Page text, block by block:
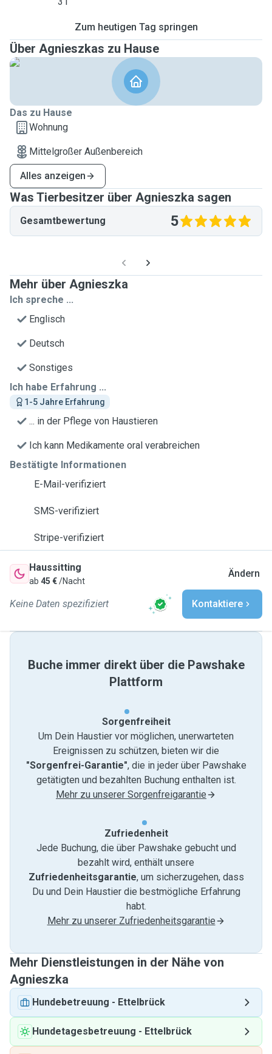
Zum heutigen Tag springen
Über Agnieszkas zu Hause
Das zu Hause
Wohnung
Mittelgroßer Außenbereich
Alles anzeigen
Was Tierbesitzer über Agnieszka sagen
Gesamtbewertung 5
Mehr über Agnieszka
Ich spreche ...
Englisch
Deutsch
Sonstiges
Ich habe Erfahrung ...
1-5 Jahre Erfahrung
... in der Pflege von Haustieren
Ich kann Medikamente oral verabreichen
Bestätigte Informationen
E-Mail-verifiziert
SMS-verifiziert
Stripe-verifiziert
Haussitting
ab 45 €/Nacht
Ändern
Keine Daten spezifiziert Kontaktiere
Buche immer direkt über die Pawshake
Plattform
Sorgenfreiheit
Um Dein Haustier vor möglichen, unerwarteten
Ereignissen zu schützen, bieten wir die
"Sorgenfrei-Garantie", die in jeder über Pawshake
getätigten und bezahlten Buchung enthalten ist.
Mehr zu unserer Sorgenfreigarantie
Zufriedenheit
Jede Buchung, die über Pawshake gebucht und
bezahlt wird, enthält unsere
Zufriedenheitsgarantie, um sicherzugehen, dass
Du und Dein Haustier die bestmögliche Erfahrung
habt.
Mehr zu unserer Zufriedenheitsgarantie
Mehr Dienstleistungen in der Nähe von
Agnieszka
Hundebetreuung - Ettelbrück
Hundetagesbetreuung - Ettelbrück